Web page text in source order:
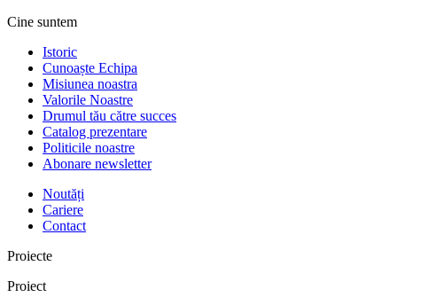
Cine suntem
Istoric
Cunoaște Echipa
Misiunea noastra
Valorile Noastre
Drumul tău către succes
Catalog prezentare
Politicile noastre
Abonare newsletter
Noutăți
Cariere
Contact
Proiecte
Proiect